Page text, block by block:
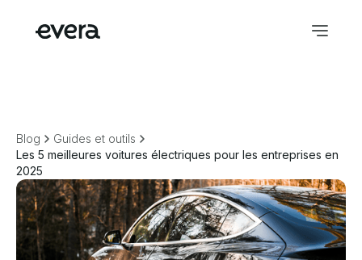
Blog
Guides et outils
Les 5 meilleures voitures électriques pour les entreprises en
2025